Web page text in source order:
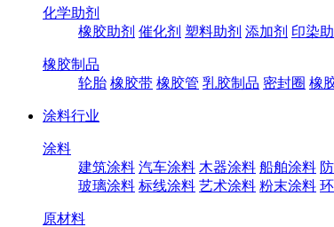
化学助剂
橡胶助剂 催化剂 塑料助剂 添加剂 印染
橡胶制品
轮胎 橡胶带 橡胶管 乳胶制品 密封圈 橡
涂料行业
涂料
建筑涂料 汽车涂料 木器涂料 船舶涂料
玻璃涂料 标线涂料 艺术涂料 粉末涂料
原材料